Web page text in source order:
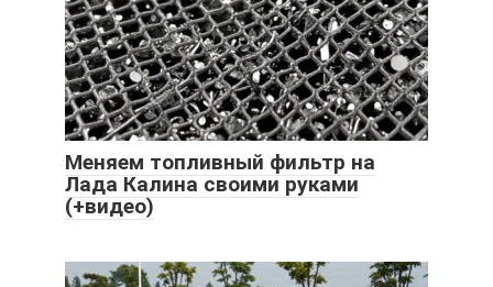
Меняем топливный фильтр на
Лада Калина своими руками
(+видео)